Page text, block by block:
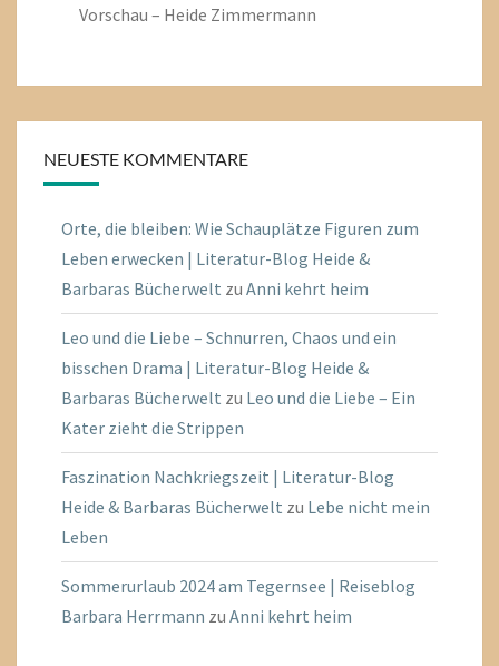
Vorschau – Heide Zimmermann
NEUESTE KOMMENTARE
Orte, die bleiben: Wie Schauplätze Figuren zum
Leben erwecken | Literatur-Blog Heide &
Barbaras Bücherwelt zu Anni kehrt heim
Leo und die Liebe – Schnurren, Chaos und ein
bisschen Drama | Literatur-Blog Heide &
Barbaras Bücherwelt zu Leo und die Liebe – Ein
Kater zieht die Strippen
Faszination Nachkriegszeit | Literatur-Blog
Heide & Barbaras Bücherwelt zu Lebe nicht mein
Leben
Sommerurlaub 2024 am Tegernsee | Reiseblog
Barbara Herrmann zu Anni kehrt heim